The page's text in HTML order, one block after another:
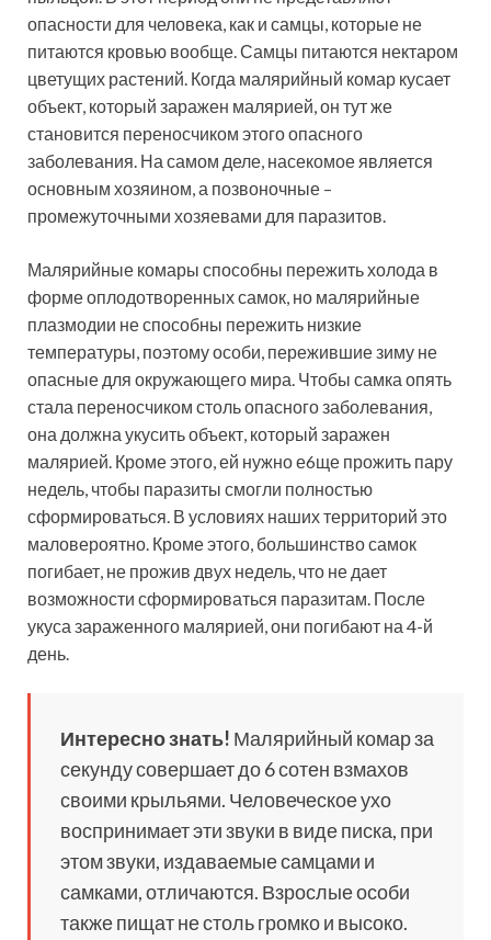
опасности для человека, как и самцы, которые не
питаются кровью вообще. Самцы питаются нектаром
цветущих растений. Когда малярийный комар кусает
объект, который заражен малярией, он тут же
становится переносчиком этого опасного
заболевания. На самом деле, насекомое является
основным хозяином, а позвоночные –
промежуточными хозяевами для паразитов.
Малярийные комары способны пережить холода в
форме оплодотворенных самок, но малярийные
плазмодии не способны пережить низкие
температуры, поэтому особи, пережившие зиму не
опасные для окружающего мира. Чтобы самка опять
стала переносчиком столь опасного заболевания,
она должна укусить объект, который заражен
малярией. Кроме этого, ей нужно е6ще прожить пару
недель, чтобы паразиты смогли полностью
сформироваться. В условиях наших территорий это
маловероятно. Кроме этого, большинство самок
погибает, не прожив двух недель, что не дает
возможности сформироваться паразитам. После
укуса зараженного малярией, они погибают на 4-й
день.
Интересно знать! Малярийный комар за
секунду совершает до 6 сотен взмахов
своими крыльями. Человеческое ухо
воспринимает эти звуки в виде писка, при
этом звуки, издаваемые самцами и
самками, отличаются. Взрослые особи
также пищат не столь громко и высоко.